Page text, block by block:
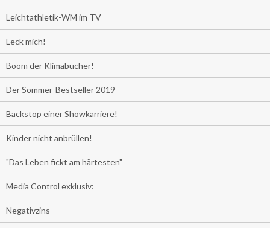
Leichtathletik-WM im TV
Leck mich!
Boom der Klimabücher!
Der Sommer-Bestseller 2019
Backstop einer Showkarriere!
Kinder nicht anbrüllen!
"Das Leben fickt am härtesten"
Media Control exklusiv:
Negativzins